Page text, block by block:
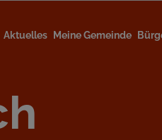
Aktuelles Meine Gemeinde